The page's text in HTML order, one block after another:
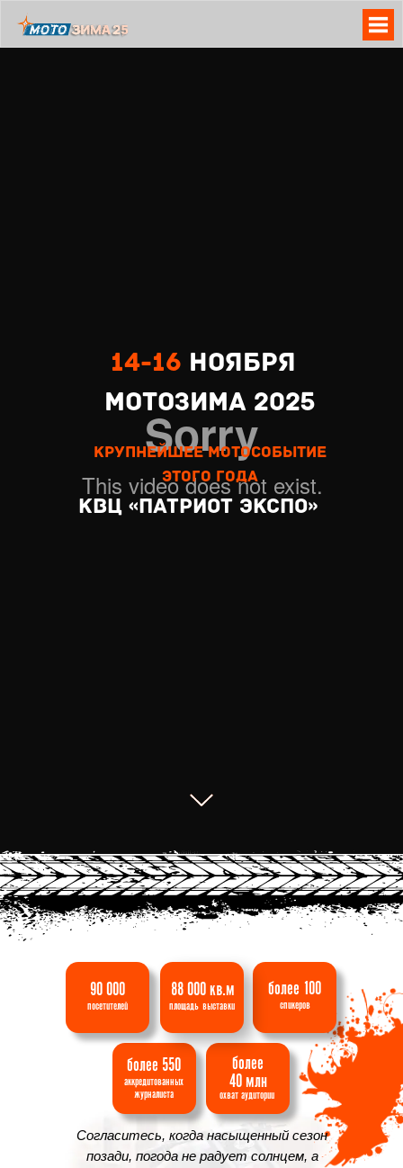
крупнейшее мотособытие
этого года
14-16 ноябрЯ
МОТОзима 2025
КВЦ «ПАТРИОТ экспо»
Согласитесь, когда насыщенный сезон
позади, погода не радует солнцем, а
аудитории
охват
40 млн
более
журналиста
аккредитованных
более 550
спикеров
более 100
выставки
площадь
88 000 кв.м
посетителей
90 000